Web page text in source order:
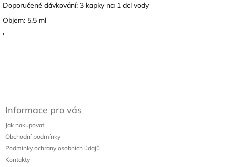
Doporučené dávkování: 3 kapky na 1 dcl vody
Objem: 5,5 ml
'
Informace pro vás
Jak nakupovat
Obchodní podmínky
Podmínky ochrany osobních údajů
Kontakty